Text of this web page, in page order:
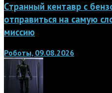
Странный кентавр с
отправиться на самую
миссию
Роботы, 09.08.2026